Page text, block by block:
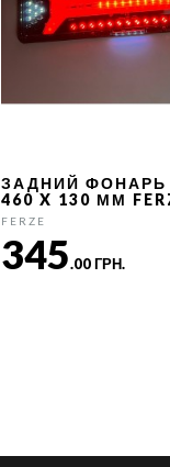
ЗАДНИЙ ФОНАРЬ
460 X 130 ММ
FERZE
345.00 ГРН.